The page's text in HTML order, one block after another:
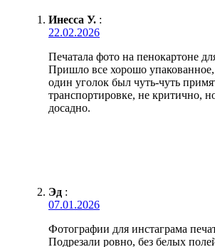
Инесса У. :
22.02.2026
Печатала фото на пенокартоне
Пришло все хорошо
один уголок был чуть-чуть
транспортировке, не критично,
досадно.
Эд :
07.01.2026
Фотографии для инстаграма
Подрезали ровно, без белых